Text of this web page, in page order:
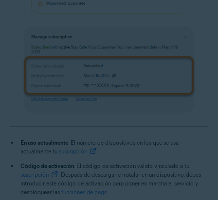
En uso actualmente: El número de dispositivos en los que se usa
actualmente tu suscripción
Código de activación: El código de activación válido vinculado a tu
suscripción
. Después de descargar e instalar en un dispositivo, debes
introducir este código de activación para poner en marcha el servicio y
desbloquear las funciones de pago